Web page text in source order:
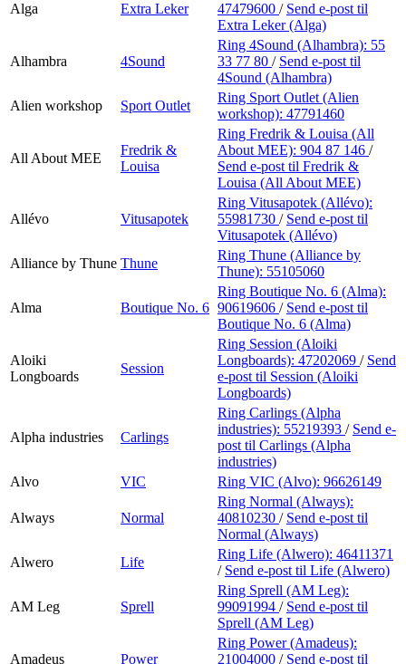
Alga Extra Leker 47479600 / Send e-post til
Extra Leker (Alga)
Alhambra 4Sound
Ring 4Sound (Alhambra): 55
33 77 80 / Send e-post til
4Sound (Alhambra)
Alien workshop
Sport Outlet
Ring Sport Outlet (Alien
workshop): 47791460
All About MEE
Fredrik &
Louisa
Ring Fredrik & Louisa (All
About MEE): 904 87 146 /
Send e-post til Fredrik &
Louisa (All About MEE)
Allévo Vitusapotek
Ring Vitusapotek (Allévo):
55981730 / Send e-post til
Vitusapotek (Allévo)
Alliance by Thune Thune
Ring Thune (Alliance by
Thune): 55105060
Alma Boutique No. 6
Ring Boutique No. 6 (Alma):
90619606 / Send e-post til
Boutique No. 6 (Alma)
Aloiki
Longboards
Session
Ring Session (Aloiki
Longboards): 47202069 / Send
e-post til Session (Aloiki
Longboards)
Alpha industries Carlings
Ring Carlings (Alpha
industries): 55219393 / Send e-
post til Carlings (Alpha
industries)
Alvo
VIC Ring VIC (Alvo): 96626149
Always Normal
Ring Normal (Always):
40810230 / Send e-post til
Normal (Always)
Alwero
Life
Ring Life (Alwero): 46411371
/ Send e-post til Life (Alwero)
AM Leg Sprell
Ring Sprell (AM Leg):
99091994 / Send e-post til
Sprell (AM Leg)
Amadeus Power
Ring Power (Amadeus):
21004000 / Send e-post til